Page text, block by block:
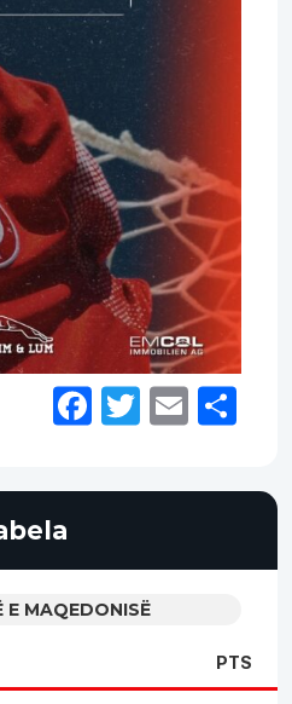
Facebook
Twitter
Email
E MAQEDONISË
PTS